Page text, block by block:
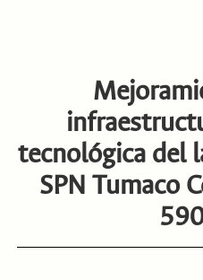
tecnológica del
SPN Tumaco